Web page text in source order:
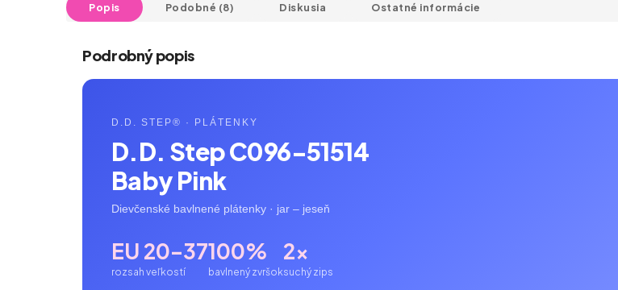
Popis Podobné (8) Diskusia Ostatné informácie
Podrobný popis
D.D. STEP® · PLÁTENKY
D.D. Step C096-51514
Baby Pink
Dievčenské bavlnené plátenky · jar – jeseň
EU 20–37
rozsah veľkostí
100%
bavlnený zvršok
2×
suchý zips